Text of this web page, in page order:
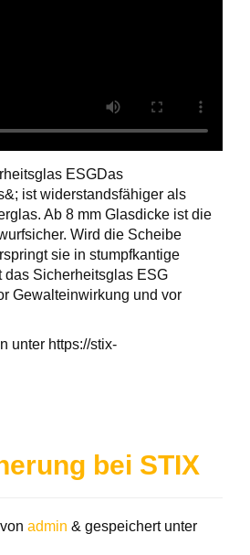
ESGDas
ist widerstandsfähiger als
Ab 8 mm Glasdicke ist die
Wird die Scheibe
sie in stumpfkantige
das Sicherheitsglas ESG
Gewalteinwirkung und vor
unter https://stix-
bei STIX
von admin & gespeichert unter